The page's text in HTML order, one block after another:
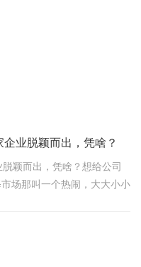
业脱颖而出，凭啥？
颖而出，凭啥？想给公司
场那叫一个热闹，大大小小